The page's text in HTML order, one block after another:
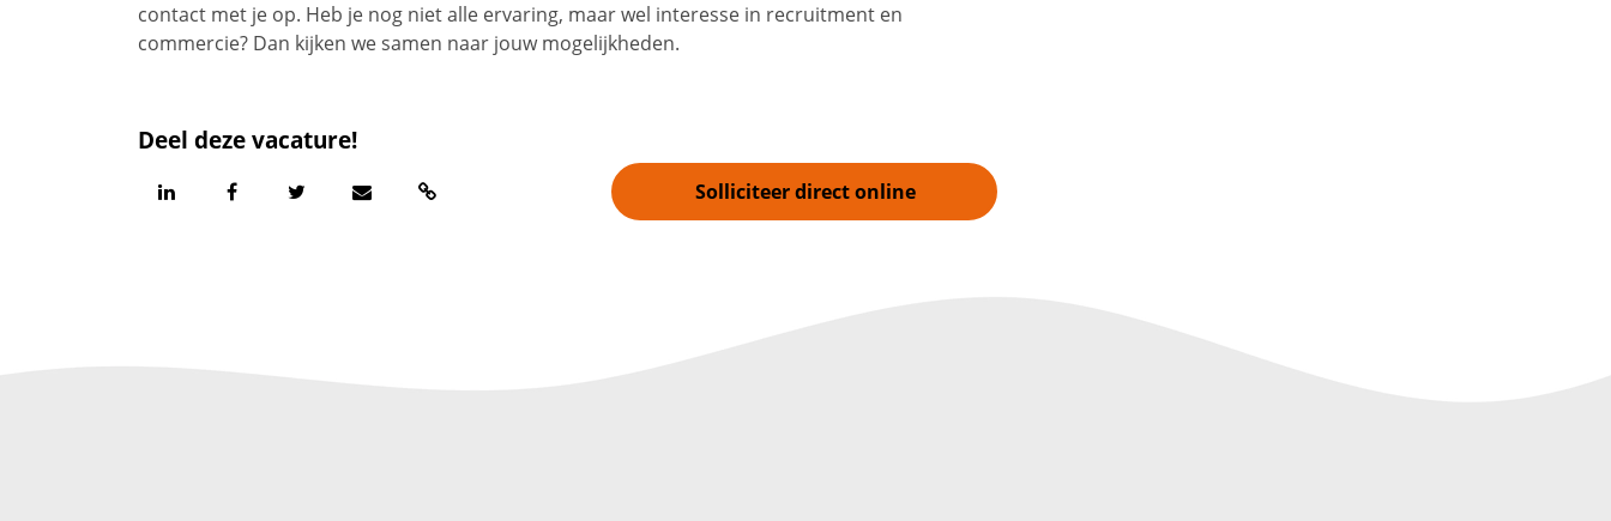
contact met je op. Heb je nog niet alle ervaring, maar wel interesse in recruitment en
commercie? Dan kijken we samen naar jouw mogelijkheden.
Deel deze vacature!
Solliciteer direct online